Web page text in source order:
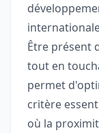
Être présent
tout en
permet
critère
où la